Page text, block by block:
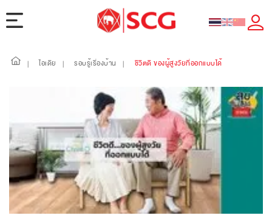
| ไอเดีย | รอบรู้เรื่องบ้าน | ชีวิตดี ของผู้สูงวัยที่ออกแบบได้